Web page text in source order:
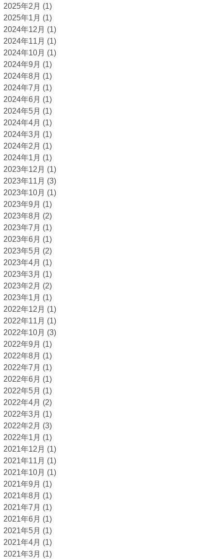
2025年2月 (1)
2025年1月 (1)
2024年12月 (1)
2024年11月 (1)
2024年10月 (1)
2024年9月 (1)
2024年8月 (1)
2024年7月 (1)
2024年6月 (1)
2024年5月 (1)
2024年4月 (1)
2024年3月 (1)
2024年2月 (1)
2024年1月 (1)
2023年12月 (1)
2023年11月 (3)
2023年10月 (1)
2023年9月 (1)
2023年8月 (2)
2023年7月 (1)
2023年6月 (1)
2023年5月 (2)
2023年4月 (1)
2023年3月 (1)
2023年2月 (2)
2023年1月 (1)
2022年12月 (1)
2022年11月 (1)
2022年10月 (3)
2022年9月 (1)
2022年8月 (1)
2022年7月 (1)
2022年6月 (1)
2022年5月 (1)
2022年4月 (2)
2022年3月 (1)
2022年2月 (3)
2022年1月 (1)
2021年12月 (1)
2021年11月 (1)
2021年10月 (1)
2021年9月 (1)
2021年8月 (1)
2021年7月 (1)
2021年6月 (1)
2021年5月 (1)
2021年4月 (1)
2021年3月 (1)